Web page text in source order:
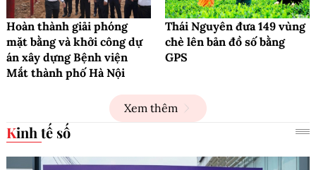
Hoàn thành giải phóng
mặt bằng và khởi công dự
án xây dựng Bệnh viện
Mắt thành phố Hà Nội
Thái Nguyên đưa 149 vùng
chè lên bản đồ số bằng
GPS
Xem thêm
Kinh tế số